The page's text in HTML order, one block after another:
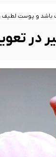
باشد و پوست لطیف